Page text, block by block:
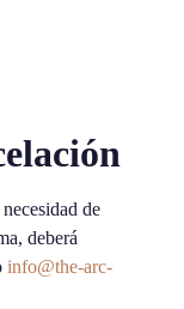
de
deberá
info@the-arc-